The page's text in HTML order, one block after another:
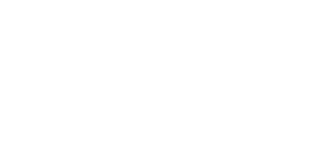
VÉLIZY-
: ALLEMAGNE,